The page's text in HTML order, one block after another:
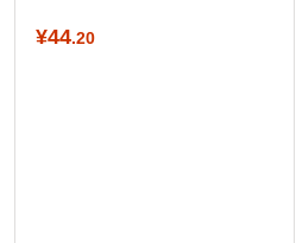
¥44.20